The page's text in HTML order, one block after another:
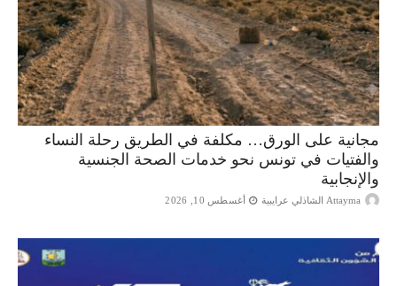
مجانية على الورق… مكلفة في الطريق رحلة النساء
والفتيات في تونس نحو خدمات الصحة الجنسية
والإنجابية
Attayma الشاذلي عرايبية أغسطس 10, 2026